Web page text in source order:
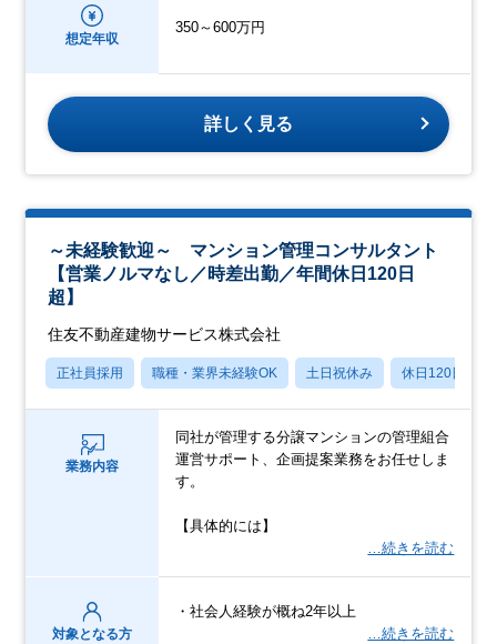
想定年収
350～600万円
詳しく見る
～未経験歓迎～ マンション管理コンサルタント
【営業ノルマなし／時差出勤／年間休日120日
超】
住友不動産建物サービス株式会社
正社員採用 職種・業界未経験OK 土日祝休み 休日120日以上
業務内容
同社が管理する分譲マンションの管理組合
運営サポート、企画提案業務をお任せしま
す。
【具体的には】
…続きを読む
対象となる方
・社会人経験が概ね2年以上
…続きを読む